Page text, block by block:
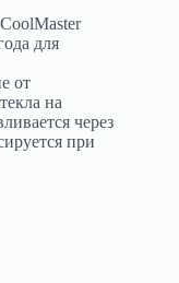
для
от
на
через
при